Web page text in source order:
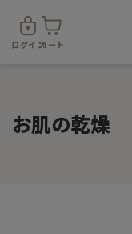
ログインカート
お肌の乾燥